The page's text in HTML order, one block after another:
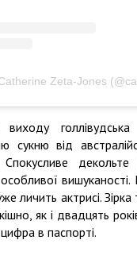
виходу
сукню від
декольте
вишуканості.
личить актрисі.
як і двадцять
в паспорті.